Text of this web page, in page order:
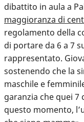
dibattito in aula a
maggioranza di
regolamento della
di portare da 6 a 7
rappresentato.
sostenendo che la
maschile e
garanzia che quei 7
questo momento,